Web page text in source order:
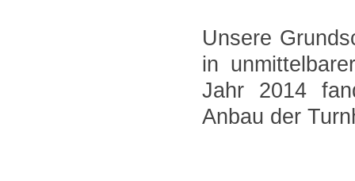
Unsere
in
Jahr 2014
Anbau der